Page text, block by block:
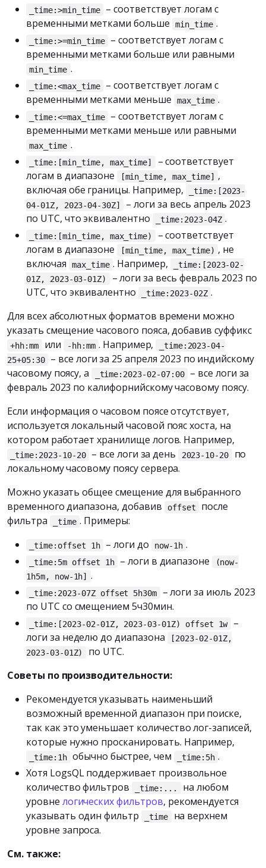
_time:>min_time
– соответствует логам с
временными метками больше
min_time .
_time:>=min_time
– соответствует логам с
временными метками больше или равными
min_time .
_time:<max_time
– соответствует логам с
временными метками меньше
max_time .
_time:<=max_time
– соответствует логам с
временными метками меньше или равными
max_time .
_time:[min_time, max_time]
– соответствует
логам в диапазоне
[min_time, max_time] ,
включая обе границы. Например,
_time:[2023-
04-01Z, 2023-04-30Z]
– логи за весь апрель 2023
по UTC, что эквивалентно
_time:2023-04Z .
_time:[min_time, max_time)
– соответствует
логам в диапазоне
[min_time, max_time) , не
включая
max_time . Например,
_time:[2023-02-
01Z, 2023-03-01Z)
– логи за весь февраль 2023 по
UTC, что эквивалентно
_time:2023-02Z .
Для всех абсолютных форматов времени можно
указать смещение часового пояса, добавив суффикс
+hh:mm или -hh:mm . Например,
_time:2023-04-
25+05:30
– все логи за 25 апреля 2023 по индийскому
часовому поясу, а
_time:2023-02-07:00
– все логи за
февраль 2023 по калифорнийскому часовому поясу.
Если информация о часовом поясе отсутствует,
используется локальный часовой пояс хоста, на
котором работает хранилище логов. Например,
_time:2023-10-20 – все логи за день 2023-10-20
по
локальному часовому поясу сервера.
Можно указать общее смещение для выбранного
временного диапазона, добавив
offset
после
фильтра
_time . Примеры:
_time:offset 1h – логи до now-1h .
_time:5m offset 1h – логи в диапазоне
(now-
1h5m, now-1h] .
_time:2023-07Z offset 5h30m
– логи за июль 2023
по UTC со смещением 5ч30мин.
_time:[2023-02-01Z, 2023-03-01Z) offset 1w
–
логи за неделю до диапазона
[2023-02-01Z,
2023-03-01Z)
по UTC.
Советы по производительности:
Рекомендуется указывать наименьший
возможный временной диапазон при поиске,
так как это уменьшает количество лог-записей,
которые нужно просканировать. Например,
_time:1h обычно быстрее, чем _time:5h .
Хотя LogsQL поддерживает произвольное
количество фильтров
_time:...
на любом
уровне логических фильтров, рекомендуется
указывать один фильтр
_time
на верхнем
уровне запроса.
См. также: